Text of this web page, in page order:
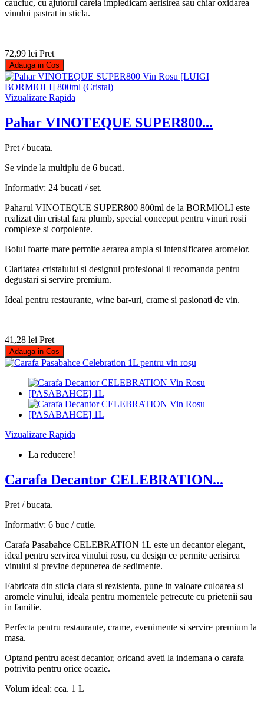
cauciuc, cu ajutorul careia impiedicam aerisirea sau chiar oxidarea
vinului pastrat in sticla.
72,99 lei Pret
Adauga in Cos
Vizualizare Rapida
Pahar VINOTEQUE SUPER800...
Pret / bucata.
Se vinde la multiplu de 6 bucati.
Informativ: 24 bucati / set.
Paharul VINOTEQUE SUPER800 800ml de la BORMIOLI este
realizat din cristal fara plumb, special conceput pentru vinuri rosii
complexe si corpolente.
Bolul foarte mare permite aerarea ampla si intensificarea aromelor.
Claritatea cristalului si designul profesional il recomanda pentru
degustari si servire premium.
Ideal pentru restaurante, wine bar-uri, crame si pasionati de vin.
41,28 lei Pret
Adauga in Cos
Vizualizare Rapida
La reducere!
Carafa Decantor CELEBRATION...
Pret / bucata.
Informativ: 6 buc / cutie.
Carafa Pasabahce CELEBRATION 1L este un decantor elegant,
ideal pentru servirea vinului rosu, cu design ce permite aerisirea
vinului si previne depunerea de sedimente.
Fabricata din sticla clara si rezistenta, pune in valoare culoarea si
aromele vinului, ideala pentru momentele petrecute cu prietenii sau
in familie.
Perfecta pentru restaurante, crame, evenimente si servire premium la
masa.
Optand pentru acest decantor, oricand aveti la indemana o carafa
potrivita pentru orice ocazie.
Volum ideal: cca. 1 L